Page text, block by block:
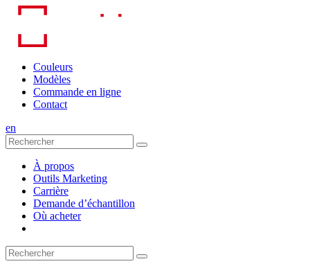
Skip
content
Couleurs
Modèles
Commande en ligne
Contact
en
À propos
Outils Marketing
Carrière
Demande d’échantillon
Où acheter